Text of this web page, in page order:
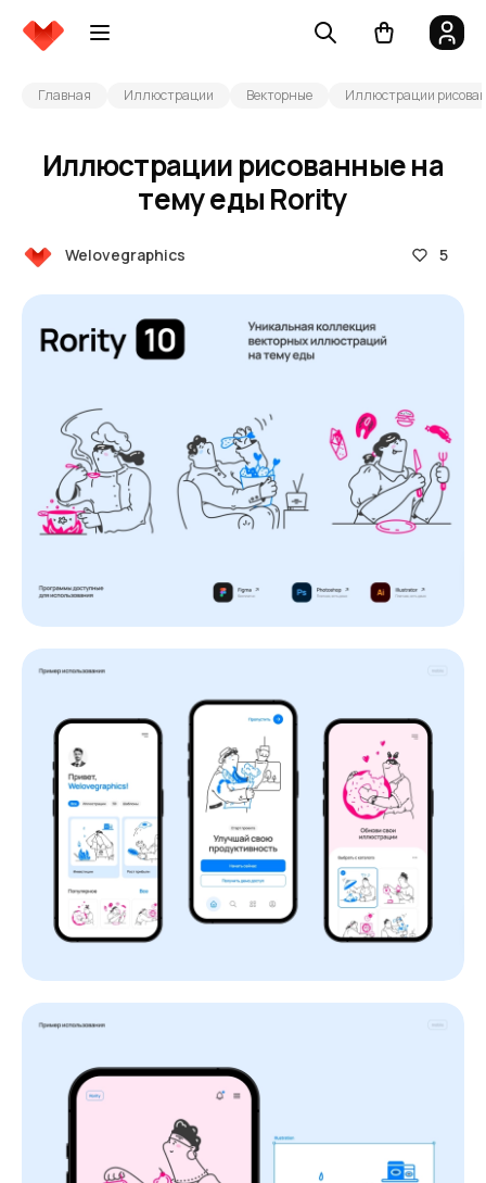
Главная Иллюстрации Векторные Иллюстрации
Иллюстрации рисованные на
тему еды Rority
Welovegraphics 5